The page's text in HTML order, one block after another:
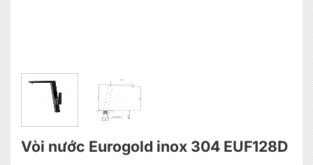
Vòi nước Eurogold inox 304 EUF128D